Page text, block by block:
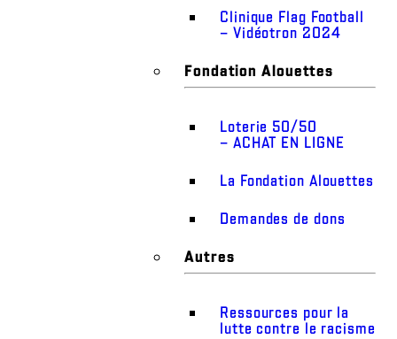
Clinique Flag Football
– Vidéotron 2024
Fondation Alouettes
Loterie 50/50
– ACHAT EN LIGNE
La Fondation Alouettes
Demandes de dons
Autres
Ressources pour la
lutte contre le racisme